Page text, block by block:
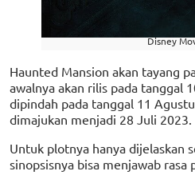
Disney
Haunted Mansion akan tayang
awalnya akan rilis pada tanggal
dipindah pada tanggal 11
dimajukan menjadi 28 Juli 2023.
Untuk plotnya hanya dijelaskan
sinopsisnya bisa menjawab rasa